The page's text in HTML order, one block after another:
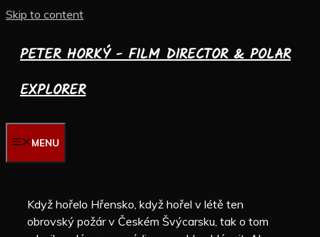
Skip to content
PETER HORKÝ - FILM DIRECTOR & POLAR
EXPLORER
MENU
Když hořelo Hřensko, když hořel v létě ten
obrovský požár v Českém Švýcarsku, tak o tom